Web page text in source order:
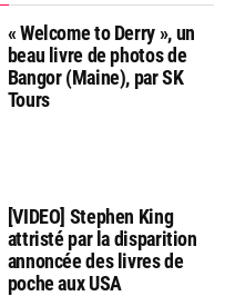
« Welcome to Derry », un
beau livre de photos de
Bangor (Maine), par SK
Tours
[VIDEO] Stephen King
attristé par la disparition
annoncée des livres de
poche aux USA